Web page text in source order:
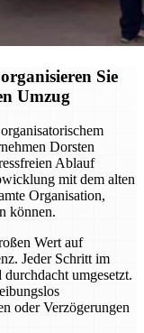
Sie
Umzug
Dorsten
Ablauf
mit dem alten
Organisation,
können.
Wert auf
Jeder Schritt im
umgesetzt.
oder Verzögerungen